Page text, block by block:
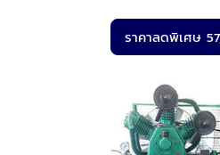
ราคาลดพิเศษ